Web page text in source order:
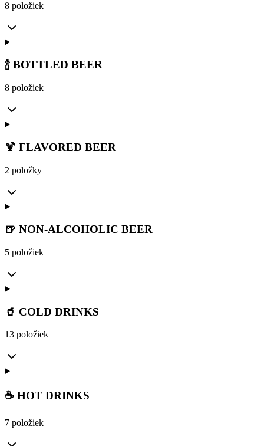
8 položiek
🍾 BOTTLED BEER
8 položiek
🍹 FLAVORED BEER
2 položky
🍺 NON-ALCOHOLIC BEER
5 položiek
🥤 COLD DRINKS
13 položiek
☕ HOT DRINKS
7 položiek